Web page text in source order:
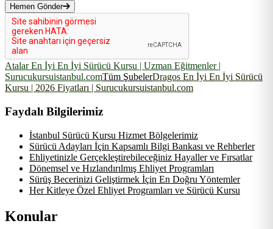
Hemen Gönder
Atalar En İyi En İyi Sürücü Kursu | Uzman Eğitmenler |
Surucukursuistanbul.comTüm ŞubelerDragos En İyi En İyi Sürücü
Kursu | 2026 Fiyatları | Surucukursuistanbul.com
Faydalı Bilgilerimiz
İstanbul Sürücü Kursu Hizmet Bölgelerimiz
Sürücü Adayları İçin Kapsamlı Bilgi Bankası ve Rehberler
Ehliyetinizle Gerçekleştirebileceğiniz Hayaller ve Fırsatlar
Dönemsel ve Hızlandırılmış Ehliyet Programları
Sürüş Becerinizi Geliştirmek İçin En Doğru Yöntemler
Her Kitleye Özel Ehliyet Programları ve Sürücü Kursu
Konular